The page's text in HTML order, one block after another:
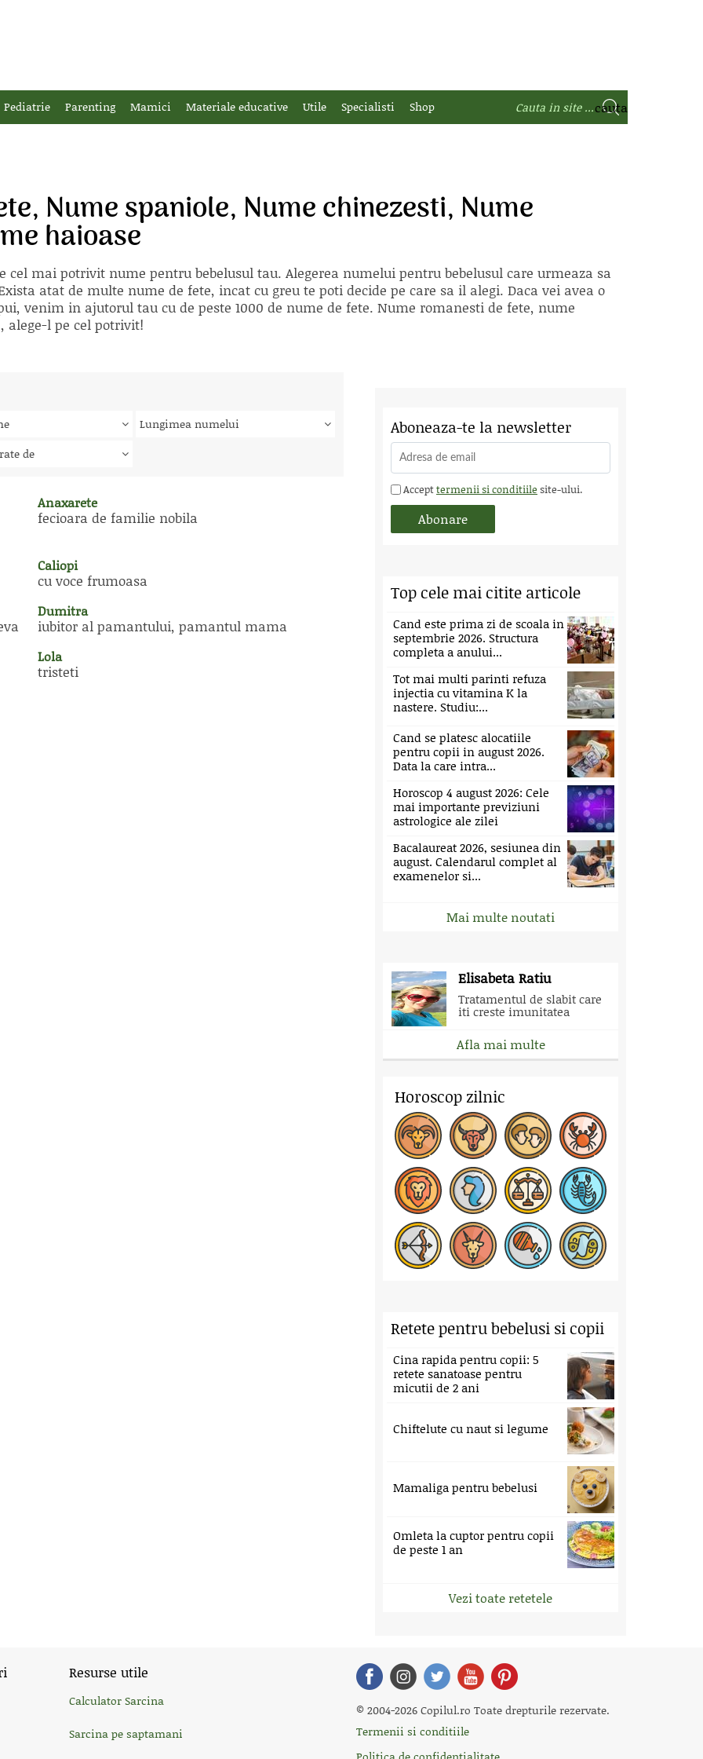
Pediatrie Parenting Mamici Materiale educative Utile Specialisti Shop
Nume spaniole, Nume chinezesti, Nume
haioase
cel mai potrivit nume pentru bebelusul tau. Alegerea numelui pentru bebelusul care urmeaza sa
atat de multe nume de fete, incat cu greu te poti decide pe care sa il alegi. Daca vei avea o
venim in ajutorul tau cu de peste 1000 de nume de fete. Nume romanesti de fete, nume
alege-l pe cel potrivit!
Lungimea numelui
de
Anaxarete
fecioara de familie nobila
Caliopi
cu voce frumoasa
Dumitra
iubitor al pamantului, pamantul mama
Lola
tristeti
Aboneaza-te la newsletter
Accepttermenii si conditiile site-ului.
Top cele mai citite articole
Cand este prima zi de scoala in
septembrie 2026. Structura
completa a anului...
Tot mai multi parinti refuza
injectia cu vitamina K la
nastere. Studiu:...
Cand se platesc alocatiile
pentru copii in august 2026.
Data la care intra...
Horoscop 4 august 2026: Cele
mai importante previziuni
astrologice ale zilei
Bacalaureat 2026, sesiunea din
august. Calendarul complet al
examenelor si...
Mai multe noutati
Elisabeta Ratiu
Tratamentul de slabit care
iti creste imunitatea
Afla mai multe
Horoscop zilnic
Retete pentru bebelusi si copii
Cina rapida pentru copii: 5
retete sanatoase pentru
micutii de 2 ani
Chiftelute cu naut si legume
Mamaliga pentru bebelusi
Omleta la cuptor pentru copii
de peste 1 an
Vezi toate retetele
Resurse utile
Calculator Sarcina
Sarcina pe saptamani
© 2004-2026 Copilul.ro Toate drepturile rezervate.
Termenii si conditiile